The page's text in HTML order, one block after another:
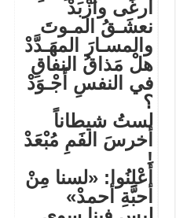
أَرغَى وأَزْبَدْ
نعشَـقُ المـوتَ
والمسـارَ المهَـدَّدْ
هلْ مَذاقُ النفاقِ
في النفسِ أَجْـوَدْ
؟
لستُ شيطاناً
أخرسَ الفَمِ مُبْعَدْ
!
أَعْلِنُوا: «لسنا مِنْ
أحبَّةِ أحمدْ»